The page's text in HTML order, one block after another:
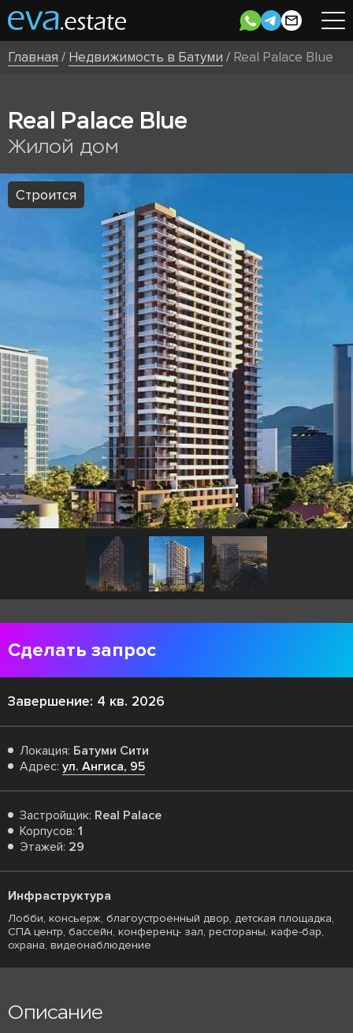
Главная / Недвижимость в Батуми / Real Palace Blue
Real Palace Blue
Жилой дом
Строится
Сделать запрос
Завершение: 4 кв. 2026
Локация: Батуми Сити
Адрес: ул. Ангиса, 95
Застройщик: Real Palace
Корпусов: 1
Этажей: 29
Инфраструктура
Лобби, консьерж, благоустроенный двор, детская площадка,
СПА центр, бассейн, конференц- зал, рестораны, кафе-бар,
охрана, видеонаблюдение
Описание